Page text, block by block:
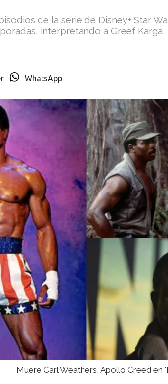
de la serie de Disney+ Star
interpretando a Greef
WhatsApp
Muere Carl Weathers, Apollo Creed